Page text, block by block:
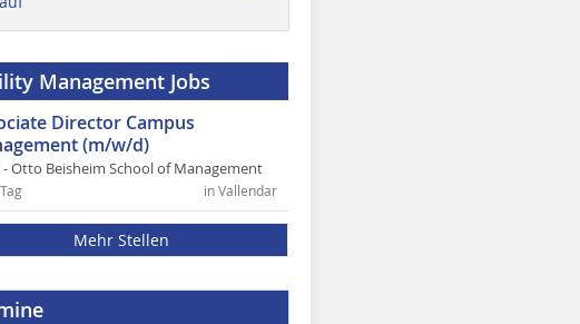
Management Jobs
Director Campus
(m/w/d)
- Otto Beisheim School of Management
in Vallendar
Mehr Stellen